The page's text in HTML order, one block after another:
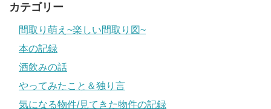
カテゴリー
間取り萌え~楽しい間取り図~
本の記録
酒飲みの話
やってみたこと＆独り言
気になる物件/見てきた物件の記録